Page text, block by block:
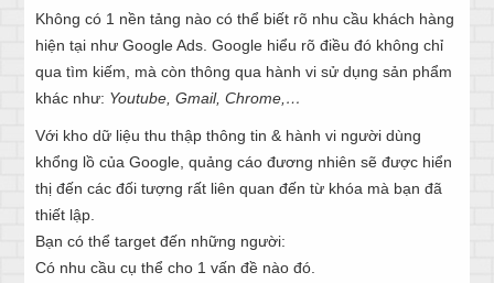
Không có 1 nền tảng nào có thể biết rõ nhu cầu khách hàng
hiện tại như Google Ads. Google hiểu rõ điều đó không chỉ
qua tìm kiếm, mà còn thông qua hành vi sử dụng sản phẩm
khác như: Youtube, Gmail, Chrome,…
Với kho dữ liệu thu thập thông tin & hành vi người dùng
khổng lồ của Google, quảng cáo đương nhiên sẽ được hiển
thị đến các đối tượng rất liên quan đến từ khóa mà bạn đã
thiết lập.
Bạn có thể target đến những người:
Có nhu cầu cụ thể cho 1 vấn đề nào đó.